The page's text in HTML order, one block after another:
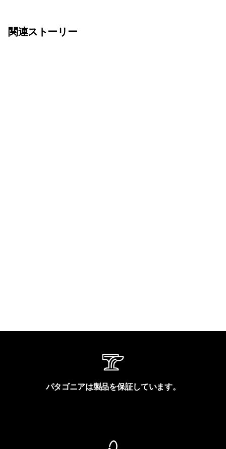
関連ストーリー
パタゴニアは製品を保証しています。